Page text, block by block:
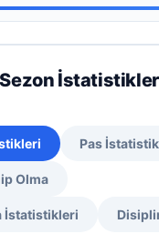
Pas
Olma
İstatistikleri